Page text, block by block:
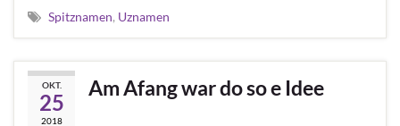
Spitznamen, Uznamen
OKT.
25
2018
Am Afang war do so e Idee